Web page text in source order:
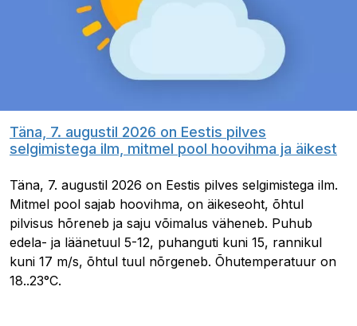
Täna, 7. augustil 2026 on Eestis pilves
selgimistega ilm, mitmel pool hoovihma ja äikest
Täna, 7. augustil 2026 on Eestis pilves selgimistega ilm.
Mitmel pool sajab hoovihma, on äikeseoht, õhtul
pilvisus hõreneb ja saju võimalus väheneb. Puhub
edela- ja läänetuul 5-12, puhanguti kuni 15, rannikul
kuni 17 m/s, õhtul tuul nõrgeneb. Õhutemperatuur on
18..23°C.